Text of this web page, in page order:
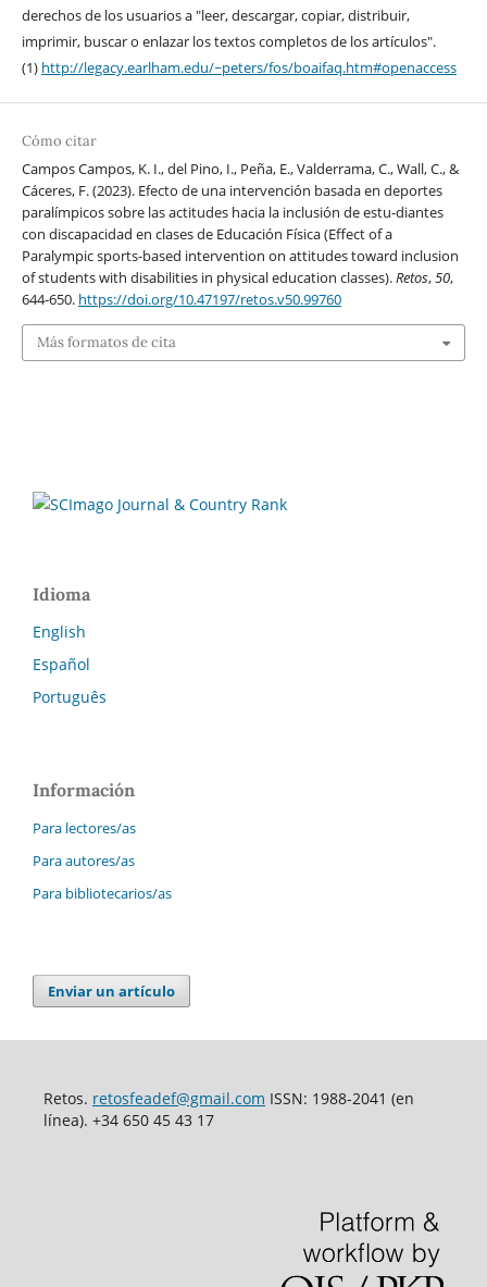
derechos de los usuarios a "leer, descargar, copiar, distribuir,
imprimir, buscar o enlazar los textos completos de los artículos".
(1) http://legacy.earlham.edu/~peters/fos/boaifaq.htm#openaccess
Cómo citar
Campos Campos, K. I., del Pino, I., Peña, E., Valderrama, C., Wall, C., &
Cáceres, F. (2023). Efecto de una intervención basada en deportes
paralímpicos sobre las actitudes hacia la inclusión de estu-diantes
con discapacidad en clases de Educación Física (Effect of a
Paralympic sports-based intervention on attitudes toward inclusion
of students with disabilities in physical education classes).Retos,50,
644-650. https://doi.org/10.47197/retos.v50.99760
Más formatos de cita
Idioma
English
Español
Português
Información
Para lectores/as
Para autores/as
Para bibliotecarios/as
Enviar un artículo
Retos. retosfeadef@gmail.com ISSN: 1988-2041 (en
línea). +34 650 45 43 17